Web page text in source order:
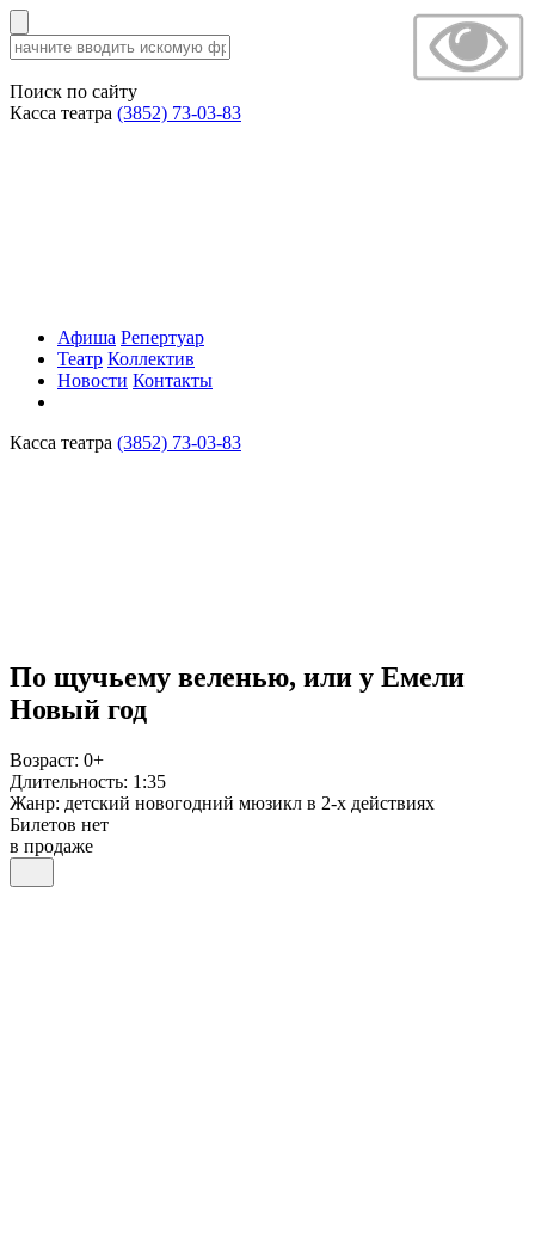
Поиск по сайту
Касса театра (3852) 73-03-83
Афиша Репертуар
Театр Коллектив
Новости Контакты
Касса театра (3852) 73-03-83
По щучьему веленью, или у Емели
Новый год
Возраст: 0+
Длительность: 1:35
Жанр: детский новогодний мюзикл в 2-х действиях
Билетов нет
в продаже